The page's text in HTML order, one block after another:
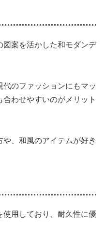
案を活かした和モダンデ
のファッションにもマッ
わせやすいのがメリット
、和風のアイテムが好き
使用しており、耐久性に優